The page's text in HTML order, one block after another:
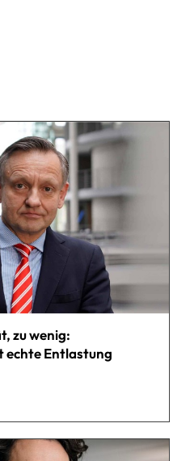
zu wenig:
echte Entlastung